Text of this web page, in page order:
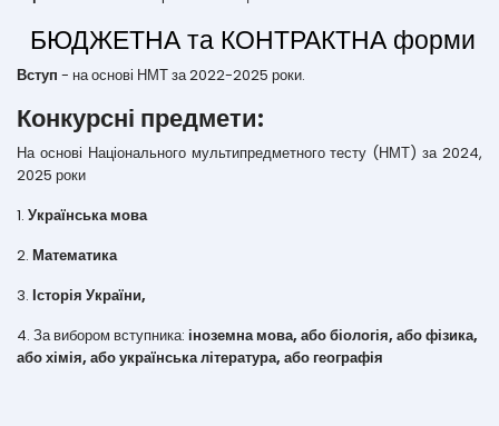
БЮДЖЕТНА та КОНТРАКТНА форми
Вступ - на основі НМТ за 2022-2025 роки.
Конкурсні предмети:
На основі Національного мультипредметного тесту (НМТ) за 2024,
2025 роки
1. Українська мова
2. Математика
3. Історія України,
4. За вибором вступника: іноземна мова, або біологія, або фізика,
або хімія, або українська література, або географія